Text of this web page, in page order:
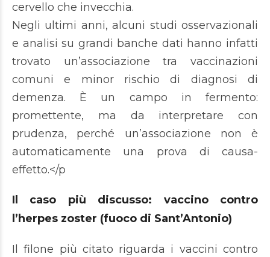
cervello che invecchia.
Negli ultimi anni, alcuni studi osservazionali
e analisi su grandi banche dati hanno infatti
trovato un’associazione tra vaccinazioni
comuni e minor rischio di diagnosi di
demenza. È un campo in fermento:
promettente, ma da interpretare con
prudenza, perché un’associazione non è
automaticamente una prova di causa-
effetto.</p
Il caso più discusso: vaccino contro
l’herpes zoster (fuoco di Sant’Antonio)
Il filone più citato riguarda i vaccini contro